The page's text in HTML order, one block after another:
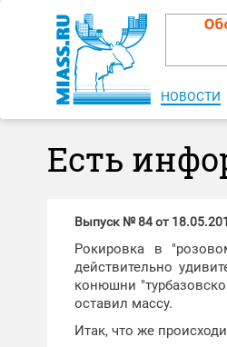
НОВОСТИ
Есть
Выпуск № 84 от
Рокировка в
действительно
конюшни
оставил массу.
Итак, что же